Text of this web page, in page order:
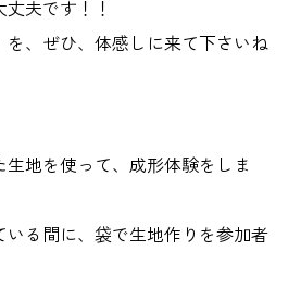
夫です！！
を、ぜひ、体感しに来て下さいね
生地を使って、成形体験をしま
いる間に、袋で生地作りを参加者